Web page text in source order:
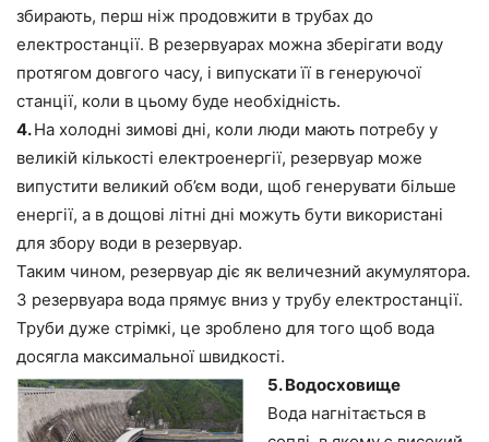
збирають, перш ніж продовжити в трубах до
електростанції. В резервуарах можна зберігати воду
протягом довгого часу, і випускати її в генеруючої
станції, коли в цьому буде необхідність.
4.На холодні зимові дні, коли люди мають потребу у
великій кількості електроенергії, резервуар може
випустити великий об’єм води, щоб генерувати більше
енергії, а в дощові літні дні можуть бути використані
для збору води в резервуар.
Таким чином, резервуар діє як величезний акумулятора.
З резервуара вода прямує вниз у трубу електростанції.
Труби дуже стрімкі, це зроблено для того щоб вода
досягла максимальної швидкості.
5. Водосховище
Вода нагнітається в